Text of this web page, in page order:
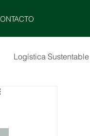
Logística Sustentable